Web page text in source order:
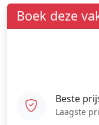
Boek deze
Beste
Laagste